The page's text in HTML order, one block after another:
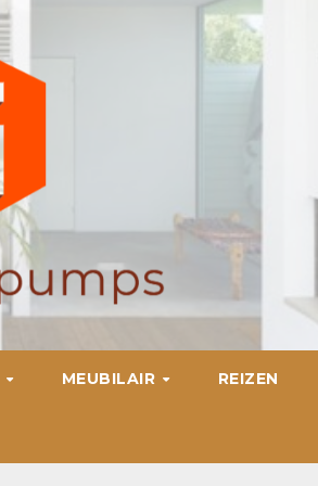
MEUBILAIR REIZEN